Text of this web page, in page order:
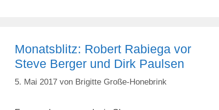
Monatsblitz: Robert Rabiega vor
Steve Berger und Dirk Paulsen
5. Mai 2017 von Brigitte Große-Honebrink